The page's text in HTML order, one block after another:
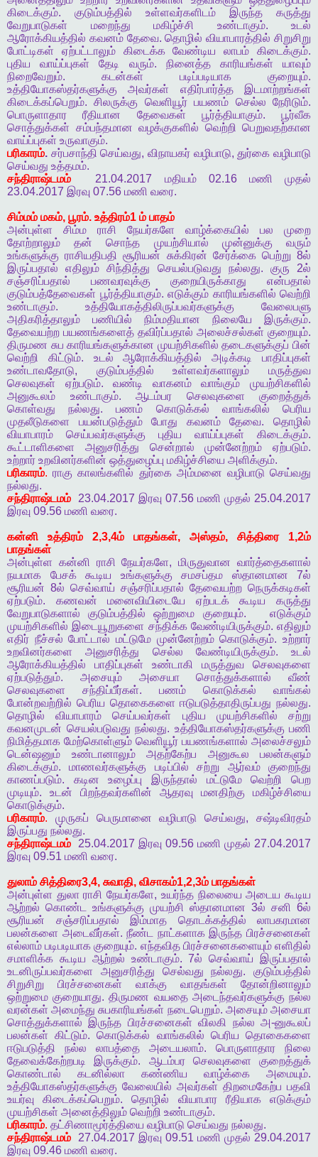
கிடைக்கும். குடும்பத்தில் உள்ளவர்களிடம் இருந்த
கருத்து
வேறுபாடுகள்
மறைந்து மகிழ்ச்சி உண்டாகும். உடல்
ஆரோக்கியத்தில் கவனம் தேவை.தொழில் வியாபாரத்தில் சிறுசிறு
போட்டிகள்
ஏற்பட்டாலும் கிடைக்க வேண்டிய லாபம் கிடைக்கும்.
புதிய
வாய்ப்புகள் தேடி வரும். நினைத்த காரியங்கள்
யாவும்
நிறைவேறும். கடன்கள் படிப்படியாக குறையும்.
உத்தியோகஸ்தர்களுக்கு
அவர்கள் எதிர்பார்த்த
இடமாற்றங்கள்
கிடைக்கப்பெறும்.சிலருக்கு வெளியூர் பயணம் செல்ல நேரிடும்.
பொருளாதார
ரீதியான தேவைகள் பூர்த்தியாகும். பூர்வீக
சொத்துக்கள் சம்பந்தமான வழக்குகளில் வெற்றி பெறுவதற்கான
வாய்ப்புகள் உருவாகும்.
பரிகாரம். சர்பசாந்தி செய்வது,விநாயகர் வழிபாடு,துர்கை வழிபாடு
செய்வது உத்தமம்.
சந்திராஷ்டமம் 21.04.2017 மதியம்02.16 மணி
முதல்
23.04.2017 இரவு 07.56 மணி வரை.
சிம்மம் மகம், பூரம். உத்திரம்1 ம் பாதம்
அன்புள்ள
சிம்ம ராசி நேயர்களே வாழ்க்கையில் பல
முறை
தோற்றாலும்
தன் சொந்த முயற்சியால் முன்னுக்கு
வரும்
உங்களுக்கு ராசியதிபதி சூரியன் சுக்கிரன் சேர்க்கை பெற்று 8ல்
இருப்பதால்
எதிலும் சிந்தித்து செயல்படுவது நல்லது. குரு 2ல்
சஞ்சரிப்பதால்
பணவரவுக்கு குறையிருக்காது
என்பதால்
குடும்பத்தேவைகள் பூர்த்தியாகும். எடுக்கும் காரியங்களில் வெற்றி
உண்டாகும். உத்தியோகத்திலிருப்பவர்களுக்கு
வேலைபளு
அதிகரித்தாலும்
பணியில் நிம்மதியான நிலையே இருக்கும்.
தேவையற்ற பயணங்களைத் தவிர்ப்பதால் அலைச்சல்கள் குறையும்.
திருமண சுப காரியங்களுக்கான முயற்சிகளில் தடைகளுக்குப் பின்
வெற்றி
கிட்டும். உடல் ஆரோக்கியத்தில் அடிக்கடி
பாதிப்புகள்
உண்டாவதோடு, குடும்பத்தில் உள்ளவர்களாலும்
மருத்துவ
செலவுகள்
ஏற்படும்.வண்டி வாகனம் வாங்கும்
முயற்சிகளில்
அனுகூலம்
உண்டாகும். ஆடம்பர செலவுகளை
குறைத்துக்
கொள்வது
நல்லது.பணம் கொடுக்கல் வாங்கலில்
பெரிய
முதலீடுகளை
பயன்படுத்தும் போது கவனம் தேவை.தொழில்
வியாபாரம்
செய்பவர்களுக்கு புதிய வாய்ப்புகள் கிடைக்கும்.
கூட்டாளிகளை
அனுசரித்து சென்றால் முன்னேற்றம் ஏற்படும்.
உற்றார் உறவினர்களின் ஒத்துழைப்பு மகிழ்ச்சியை அளிக்கும்.
பரிகாரம். ராகு காலங்களில் துர்கை அம்மனை வழிபாடு செய்வது
நல்லது.
சந்திராஷ்டமம் 23.04.2017 இரவு 07.56 மணி முதல் 25.04.2017
இரவு 09.56 மணி வரை.
கன்னி உத்திரம் 2,3,4ம் பாதங்கள், அஸ்தம், சித்திரை1,2ம்
பாதங்கள்
அன்புள்ள கன்னி ராசி நேயர்களே,மிருதுவான வார்த்தைகளால்
நயமாக
பேசக் கூடிய உங்களுக்கு சமசப்தம ஸ்தானமான 7ல்
சூரியன் 8ல் செவ்வாய் சஞ்சரிப்பதால் தேவையற்ற நெருக்கடிகள்
ஏற்படும். கணவன் மனைவியிடையே ஏற்படக் கூடிய
கருத்து
வேறுபாடுகளால்
குடும்பத்தில் ஒற்றுமை குறையும்.எடுக்கும்
முயற்சிகளில் இடையூறுகளை சந்திக்க வேண்டியிருக்கும். எதிலும்
எதிர் நீச்சல் போட்டால் மட்டுமே முன்னேற்றம் கொடுக்கும்.உற்றார்
உறவினர்களை
அனுசரித்து செல்ல வேண்டியிருக்கும். உடல்
ஆரோக்கியத்தில்
பாதிப்புகள் உண்டாகி மருத்துவ
செலவுகளை
ஏற்படுத்தும். அசையும் அசையா சொத்துக்களால்
வீண்
செலவுகளை
சந்திப்பீர்கள். பணம் கொடுக்கல்
வாங்கல்
போன்றவற்றில் பெரிய தொகைகளை ஈடுபடுத்தாதிருப்பது நல்லது.
தொழில்
வியாபாரம் செய்பவர்கள் புதிய முயற்சிகளில்
சற்று
கவனமுடன் செயல்படுவது நல்லது. உத்தியோகஸ்தர்களுக்கு பணி
நிமித்தமாக மேற்கொள்ளும் வெளியூர் பயணங்களால் அலைச்சலும்
டென்ஷனும்
உண்டானாலும் அதற்கேற்ப அனுகூல
பலன்களும்
கிடைக்கும்.மாணவர்களுக்கு படிப்பில் சற்று ஆர்வம்
குறைந்து
காணப்படும். கடின உழைப்பு இருந்தால் மட்டுமே வெற்றி
பெற
முடியும். உடன் பிறந்தவர்களின் ஆதரவு மனதிற்கு
மகிழ்ச்சியை
கொடுக்கும்.
பரிகாரம். முருகப் பெருமானை வழிபாடு செய்வது,சஷ்டிவிரதம்
இருப்பது நல்லது.
சந்திராஷ்டமம் 25.04.2017 இரவு 09.56 மணி முதல் 27.04.2017
இரவு 09.51 மணி வரை.
துலாம் சித்திரை3,4, சுவாதி, விசாகம்1,2,3ம் பாதங்கள்
அன்புள்ள துலா ராசி நேயர்களே, உயர்ந்த நிலையை அடைய கூடிய
ஆற்றல் கொண்ட உங்களுக்கு முயற்சி ஸ்தானமான 3ல் சனி 6ல்
சூரியன்
சஞ்சரிப்பதால் இம்மாத தொடக்கத்தில்
லாபகரமான
பலன்களை அடைவீர்கள்.நீண்ட நாட்களாக இருந்த பிரச்சனைகள்
எல்லாம் படிபடியாக குறையும். எந்தவித பிரச்சனைகளையும் எளிதில்
சமாளிக்க கூடிய ஆற்றல் உண்டாகும். 7ல் செவ்வாய்
இருப்பதால்
உடனிருப்பவர்களை
அனுசரித்து செல்வது நல்லது. குடும்பத்தில்
சிறுசிறு
பிரச்சனைகள் வாக்கு வாதங்கள்
தோன்றினாலும்
ஒற்றுமை குறையாது.திருமண வயதை அடைந்தவர்களுக்கு நல்ல
வரன்கள் அமைந்து சுபகாரியங்கள் நடைபெறும். அசையும் அசையா
சொத்துக்களால் இருந்த பிரச்சனைகள் விலகி நல்ல அ-னுகூலப்
பலன்கள்
கிட்டும்.கொடுக்கல் வாங்கலில் பெரிய தொகைகளை
ஈடுபடுத்தி
நல்ல லாபத்தை அடையலாம். பொருளாதார
நிலை
தேவைக்கேற்றபடி
இருக்கும். ஆடம்பர செலவுகளை
குறைத்துக்
கொண்டால்
கடனில்லா கண்ணிய வாழ்க்கை அமையும்.
உத்தியோகஸ்தர்களுக்கு வேலையில் அவர்கள் திறமைகேற்ப பதவி
உயர்வு
கிடைக்கப்பெறும்.தொழில் வியாபார ரீதியாக
எடுக்கும்
முயற்சிகள் அனைத்திலும் வெற்றி உண்டாகும்.
பரிகாரம். தட்சிணாமூர்த்தியை வழிபாடு செய்வது நல்லது.
சந்திராஷ்டமம் 27.04.2017 இரவு 09.51 மணி முதல் 29.04.2017
இரவு 09.46 மணி வரை.